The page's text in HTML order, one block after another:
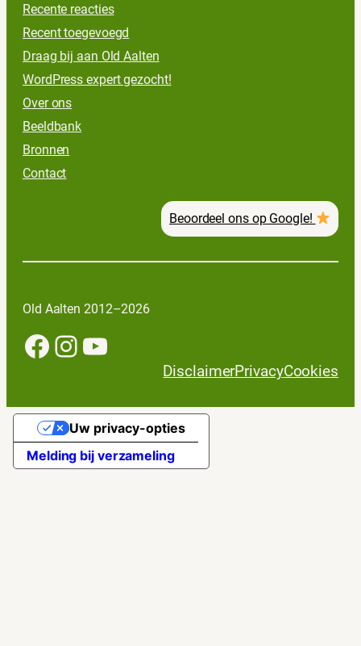
Recente reacties
Recent toegevoegd
Draag bij aan Old Aalten
WordPress expert gezocht!
Over ons
Beeldbank
Bronnen
Contact
Beoordeel ons op Google!
Old Aalten 2012–2026
Facebook InstagramYouTube
DisclaimerPrivacyCookies
Melding bij verzameling
Uw privacy-opties